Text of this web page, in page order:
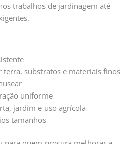
trabalhos de jardinagem até
terra, substratos e materiais finos
uniforme
jardim e uso agrícola
tamanhos